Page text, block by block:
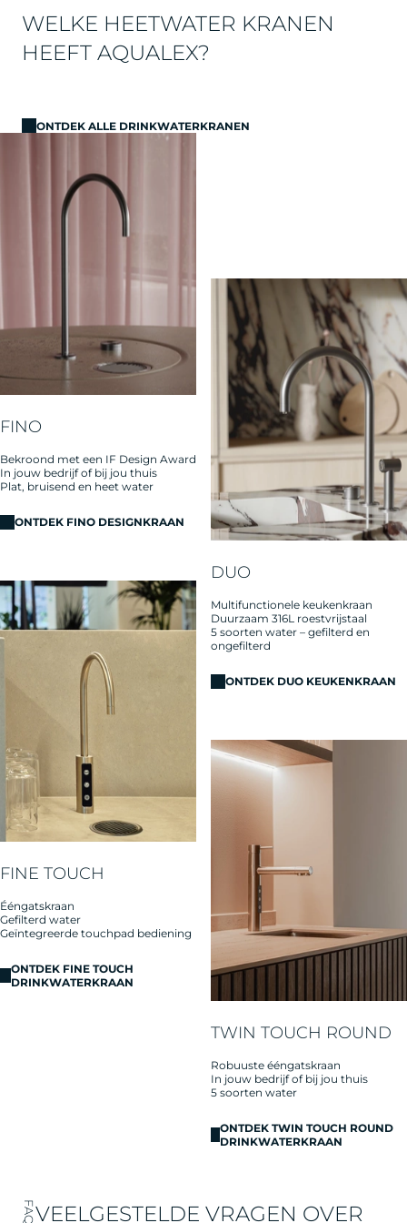
WELKE HEETWATER KRANEN
HEEFT AQUALEX?
ONTDEK ALLE DRINKWATERKRANEN
FINO
Bekroond met een IF Design Award
In jouw bedrijf of bij jou thuis
Plat, bruisend en heet water
ONTDEK FINO DESIGNKRAAN
DUO
Multifunctionele keukenkraan
Duurzaam 316L roestvrijstaal
5 soorten water – gefilterd en
ongefilterd
ONTDEK DUO KEUKENKRAAN
FINE TOUCH
Ééngatskraan
Gefilterd water
Geïntegreerde touchpad bediening
ONTDEK FINE TOUCH
DRINKWATERKRAAN
TWIN TOUCH ROUND
Robuuste ééngatskraan
In jouw bedrijf of bij jou thuis
5 soorten water
ONTDEK TWIN TOUCH ROUND
DRINKWATERKRAAN
FAQVEELGESTELDE VRAGEN OVER